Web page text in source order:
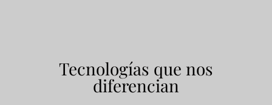
Tecnologías que nos
diferencian